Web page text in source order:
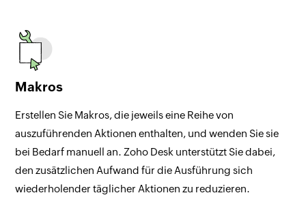
Makros
Erstellen Sie Makros, die jeweils eine Reihe von
auszuführenden Aktionen enthalten, und wenden Sie sie
bei Bedarf manuell an. Zoho Desk unterstützt Sie dabei,
den zusätzlichen Aufwand für die Ausführung sich
wiederholender täglicher Aktionen zu reduzieren.